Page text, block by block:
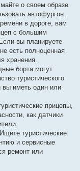
о своем образе
автофургон.
в дороге, вам
с большим
вы планируете
есть полноценная
хранения.
борта могут
туристического
вы иметь один или
прицепы,
как датчики
туристические
и сервисные
ремонт или